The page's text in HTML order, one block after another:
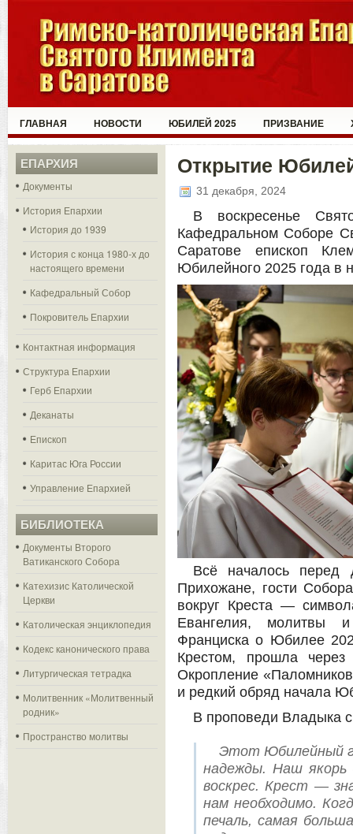
ГЛАВНАЯ НОВОСТИ ЮБИЛЕЙ 2025 ПРИЗВАНИЕ
ЕПАРХИЯ
Документы
История Епархии
История до 1939
История с конца 1980-х до
настоящего времени
Кафедральный Собор
Покровитель Епархии
Контактная информация
Структура Епархии
Герб Епархии
Деканаты
Епископ
Каритас Юга России
Управление Епархией
БИБЛИОТЕКА
Документы Второго
Ватиканского Собора
Катехизис Католической
Церкви
Католическая энциклопедия
Кодекс канонического права
Литургическая тетрадка
Молитвенник «Молитвенный
родник»
Пространство молитвы
Открытие
31 декабря, 2024
В воскресенье
Кафедральном Соборе
Саратове епископ
Юбилейного 2025 года в
Всё началось перед
Прихожане, гости
вокруг Креста —
Евангелия, молитвы
Франциска о Юбилее
Крестом, прошла
Окропление
и редкий обряд начала
В проповеди Владыка
Этот Юбилейный
надежды. Наш
воскрес. Крест —
нам необходимо.
печаль, самая